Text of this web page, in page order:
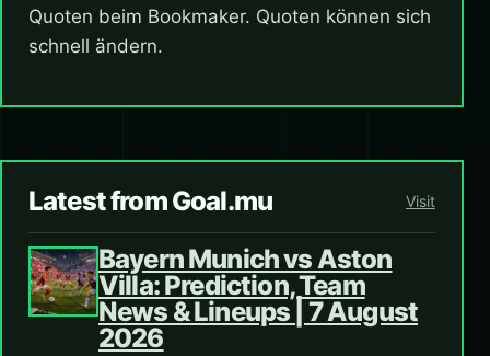
Quoten beim Bookmaker. Quoten können sich
schnell ändern.
Latest from Goal.mu Visit
Bayern Munich vs Aston
Villa: Prediction, Team
News & Lineups | 7 August
2026